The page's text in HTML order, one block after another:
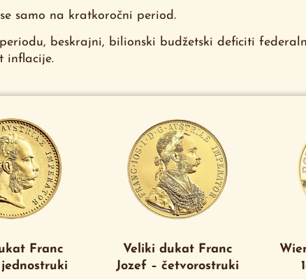
samo na kratkoročni period.
beskrajni, bilionski budžetski deficiti
inflacije.
Franc
Veliki dukat Franc
Jozef – četvorostruki